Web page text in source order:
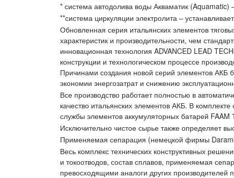
* система автодолива воды Акваматик (Aquamatic)
**система циркуляции электролита –
Обновленная серия итальянских элементов
характеристик и производительности, чем
инновационная технология ADVANCED LEAD
конструкции и технологическом процессе
Причинами создания новой серий элементов АКБ
экономии энергозатрат и снижению
Все производство работает полностью в
качество итальянских элементов АКБ. В
службы элементов аккумуляторных батарей FAAM
Исключительно чистое сырье также определяет
Применяемая сепарация (немецкой фирмы
Весь комплекс технических конструктивных
и токоотводов, состав сплавов, применяемая
превосходящими аналоги других